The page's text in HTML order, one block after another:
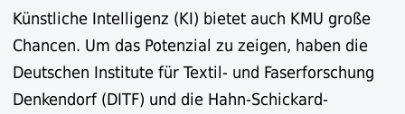
Künstliche Intelligenz (KI) bietet auch KMU große
Chancen. Um das Potenzial zu zeigen, haben die
Deutschen Institute für Textil- und Faserforschung
Denkendorf (DITF) und die Hahn-Schickard-